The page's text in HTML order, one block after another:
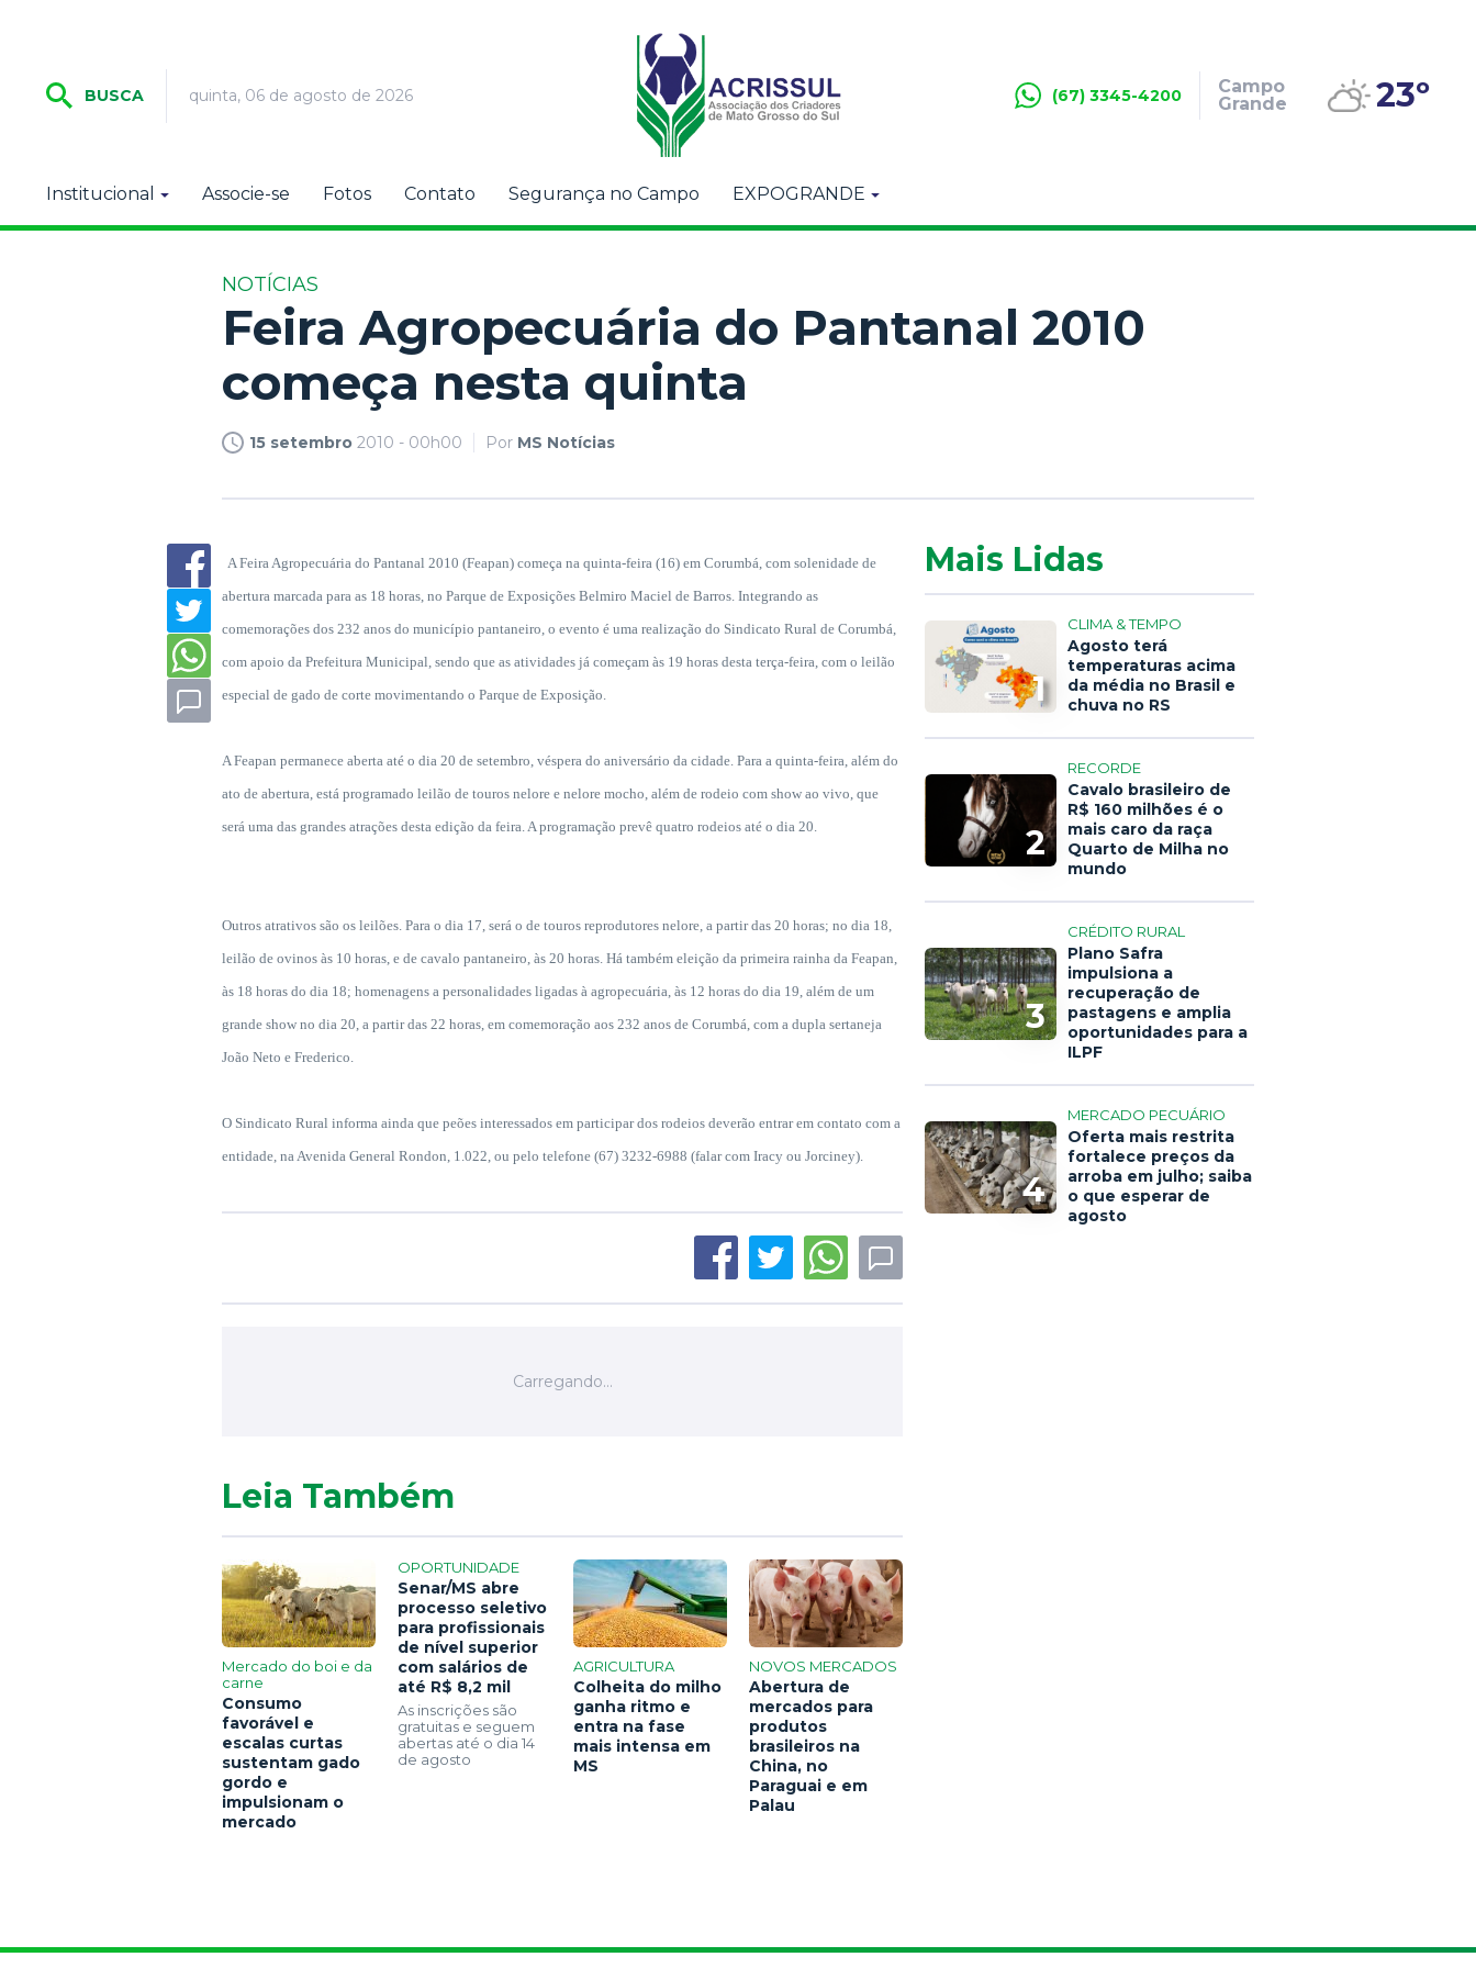
BUSCA quinta, 06 de agosto de 2026 (67) 3345-4200
Campo
Grande
23º
Institucional Associe-se Fotos Contato Segurança no Campo EXPOGRANDE
NOTÍCIAS
Feira Agropecuária do Pantanal 2010
começa nesta quinta
15 setembro 2010 - 00h00 Por MS Notícias
A Feira Agropecuária do Pantanal 2010 (Feapan) começa na quinta-feira (16) em Corumbá, com solenidade de
abertura marcada para as 18 horas, no Parque de Exposições Belmiro Maciel de Barros. Integrando as
comemorações dos 232 anos do município pantaneiro, o evento é uma realização do Sindicato Rural de Corumbá,
com apoio da Prefeitura Municipal, sendo que as atividades já começam às 19 horas desta terça-feira, com o leilão
especial de gado de corte movimentando o Parque de Exposição.
A Feapan permanece aberta até o dia 20 de setembro, véspera do aniversário da cidade. Para a quinta-feira, além do
ato de abertura, está programado leilão de touros nelore e nelore mocho, além de rodeio com show ao vivo, que
será uma das grandes atrações desta edição da feira. A programação prevê quatro rodeios até o dia 20.
Outros atrativos são os leilões. Para o dia 17, será o de touros reprodutores nelore, a partir das 20 horas; no dia 18,
leilão de ovinos às 10 horas, e de cavalo pantaneiro, às 20 horas. Há também eleição da primeira rainha da Feapan,
às 18 horas do dia 18; homenagens a personalidades ligadas à agropecuária, às 12 horas do dia 19, além de um
grande show no dia 20, a partir das 22 horas, em comemoração aos 232 anos de Corumbá, com a dupla sertaneja
João Neto e Frederico.
O Sindicato Rural informa ainda que peões interessados em participar dos rodeios deverão entrar em contato com a
entidade, na Avenida General Rondon, 1.022, ou pelo telefone (67) 3232-6988 (falar com Iracy ou Jorciney).
Mais Lidas
1
CLIMA & TEMPO
Agosto terá
temperaturas acima
da média no Brasil e
chuva no RS
2
RECORDE
Cavalo brasileiro de
R$ 160 milhões é o
mais caro da raça
Quarto de Milha no
mundo
3
CRÉDITO RURAL
Plano Safra
impulsiona a
recuperação de
pastagens e amplia
oportunidades para a
ILPF
4
MERCADO PECUÁRIO
Oferta mais restrita
fortalece preços da
arroba em julho; saiba
o que esperar de
agosto
Leia Também
Mercado do boi e da
carne
Consumo
favorável e
escalas curtas
sustentam gado
gordo e
impulsionam o
mercado
OPORTUNIDADE
Senar/MS abre
processo seletivo
para profissionais
de nível superior
com salários de
até R$ 8,2 mil
As inscrições são
gratuitas e seguem
abertas até o dia 14
de agosto
AGRICULTURA
Colheita do milho
ganha ritmo e
entra na fase
mais intensa em
MS
NOVOS MERCADOS
Abertura de
mercados para
produtos
brasileiros na
China, no
Paraguai e em
Palau